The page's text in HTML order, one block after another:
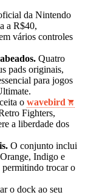
da Nintendo
a R$40,
vários controles
Quatro
pads originais,
para jogos
o wavebird
Fighters,
a liberdade dos
O conjunto inclui
Indigo e
trocar o
o dock ao seu